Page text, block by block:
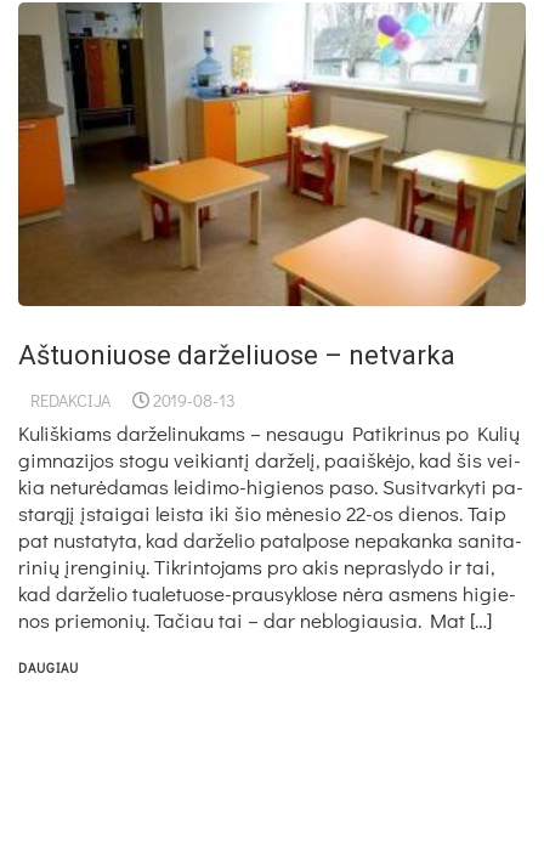
Aštuoniuose darželiuose – netvarka
REDAKCIJA 2019-08-13
Ku­liš­kiams dar­že­li­nu­kams – ne­sau­gu Pa­tik­ri­nus po Ku­lių
gim­na­zi­jos sto­gu vei­kian­tį dar­že­lį, paaiš­kė­jo, kad šis vei­
kia ne­tu­rė­da­mas lei­di­mo-hi­gie­nos pa­so. Su­sit­var­ky­ti pa­
sta­rą­jį įstai­gai leis­ta iki šio mė­ne­sio 22-os die­nos. Taip
pat nu­sta­ty­ta, kad dar­že­lio pa­tal­po­se ne­pa­kan­ka sa­ni­ta­
ri­nių įren­gi­nių. Tik­rin­to­jams pro akis ne­pras­ly­do ir tai,
kad dar­že­lio tua­le­tuo­se-prau­syk­lo­se nė­ra as­mens hi­gie­
nos prie­mo­nių. Ta­čiau tai – dar ne­blo­giau­sia. Mat […]
DAUGIAU